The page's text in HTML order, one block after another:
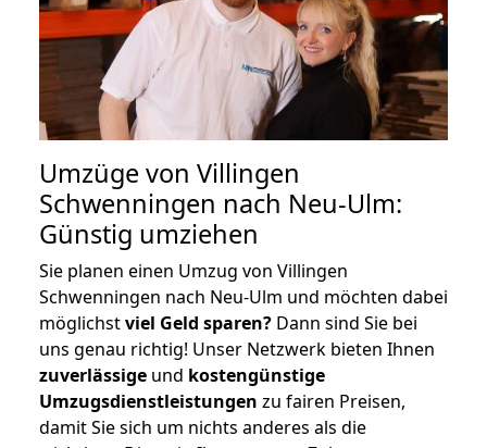
Umzüge von Villingen
Schwenningen nach Neu-Ulm:
Günstig umziehen
Sie planen einen Umzug von Villingen
Schwenningen nach Neu-Ulm und möchten dabei
möglichstviel Geld sparen? Dann sind Sie bei
uns genau richtig! Unser Netzwerk bieten Ihnen
zuverlässige und kostengünstige
Umzugsdienstleistungen zu fairen Preisen,
damit Sie sich um nichts anderes als die